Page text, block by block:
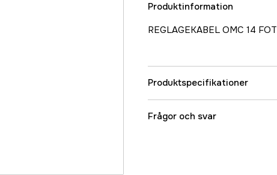
Produktinformation
REGLAGEKABEL OMC 14 FOT
Produktspecifikationer
Referensnummer
Frågor och svar